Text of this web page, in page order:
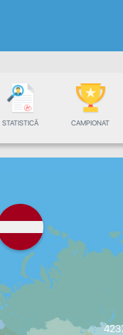
STATISTICĂ CAMPIONAT